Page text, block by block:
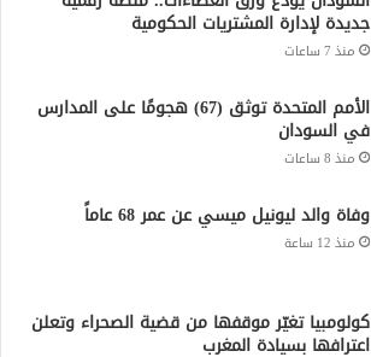
جديدة لإدارة المشتريات الحكومية
منذ 7 ساعات
الأمم المتحدة توثق (67) هجومًا على المدارس
في السودان
منذ 8 ساعات
وفاة والد ليونيل ميسي عن عمر 68 عاماً
منذ 12 ساعة
كولومبيا تغيّر موقفها من قضية الصحراء وتعلن
اعترافها بسيادة المغرب